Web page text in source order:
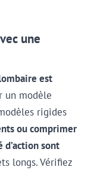
une
est
un modèle
rigides
ou comprimer
sont
longs. Vérifiez